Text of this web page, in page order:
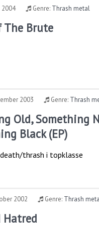
2004 Genre: Thrash metal
The Brute
2003 Genre: Thrash
Old, Something
Black (EP)
thrash i topklasse
2002 Genre: Thrash
Hatred